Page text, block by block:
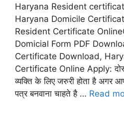
Haryana Resident
Haryana Domicile
Resident Certificate
Domicial Form PDF
Certificate Download,
Certificate Online Apply:
व्यक्ति के लिए जरुरी होता है अगर आप
पत्र बनवाना चाहते है … Read